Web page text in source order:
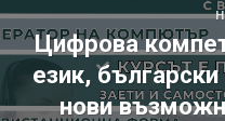
Цифрова
език,
нови